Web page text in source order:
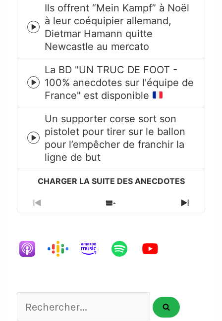
Episode
play
icon
Ils offrent “Mein Kampf” à Noël
à leur coéquipier allemand,
Dietmar Hamann quitte
Newcastle au mercato
Episode
play
icon
La BD "UN TRUC DE FOOT -
100% anecdotes sur l'équipe de
France" est disponible
Episode
play
icon
Un supporter corse sort son
pistolet pour tirer sur le ballon
pour l’empêcher de franchir la
ligne de but
Previous
Episode
Show
Episodes
Next
Episode
Rechercher...